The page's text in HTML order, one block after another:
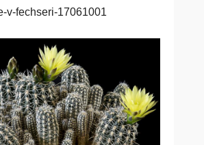
v-fechseri-17061001